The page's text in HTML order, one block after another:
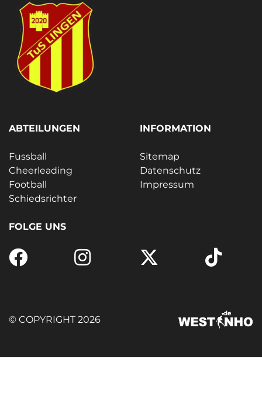
ABTEILUNGEN
Fussball
Cheerleading
Football
Schiedsrichter
INFORMATION
Sitemap
Datenschutz
Impressum
FOLGE UNS
© COPYRIGHT 2026